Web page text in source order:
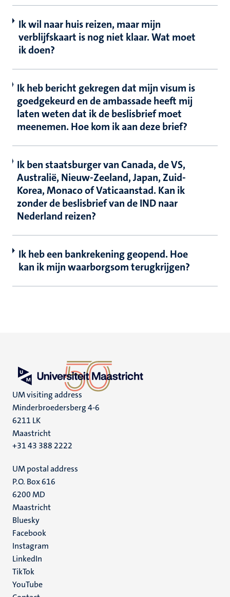
Ik wil naar huis reizen, maar mijn
verblijfskaart is nog niet klaar. Wat moet
ik doen?
Ik heb bericht gekregen dat mijn visum is
goedgekeurd en de ambassade heeft mij
laten weten dat ik de beslisbrief moet
meenemen. Hoe kom ik aan deze brief?
Ik ben staatsburger van Canada, de VS,
Australië, Nieuw-Zeeland, Japan, Zuid-
Korea, Monaco of Vaticaanstad. Kan ik
zonder de beslisbrief van de IND naar
Nederland reizen?
Ik heb een bankrekening geopend. Hoe
kan ik mijn waarborgsom terugkrijgen?
UM visiting address
Minderbroedersberg 4-6
6211 LK
Maastricht
+31 43 388 2222
UM postal address
P.O. Box 616
6200 MD
Maastricht
Social
media
Bluesky
Facebook
Instagram
LinkedIn
TikTok
YouTube